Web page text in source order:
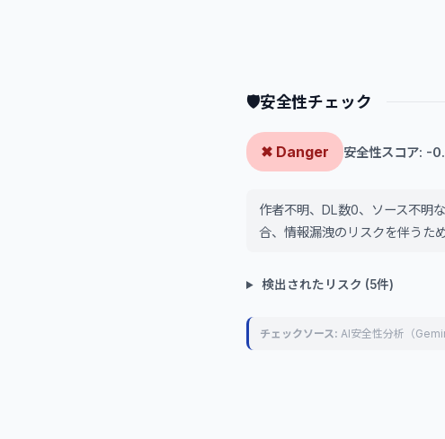
🛡安全性チェック
✖ Danger 安全性スコア: -
作者不明、DL数0、ソース不明
合、情報漏洩のリスクを伴うた
検出されたリスク (5件)
チェックソース: AI安全性分析（